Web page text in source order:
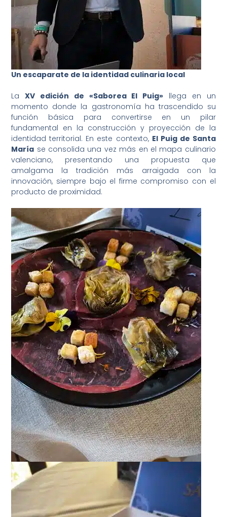
Un escaparate de la identidad culinaria local
LaXV edición de «Saborea El Puig» llega en un
momento donde la gastronomía ha trascendido su
función básica para convertirse en un pilar
fundamental en la construcción y proyección de la
identidad territorial. En este contexto, El Puig de Santa
María se consolida una vez más en el mapa culinario
valenciano, presentando una propuesta que
amalgama la tradición más arraigada con la
innovación, siempre bajo el firme compromiso con el
producto de proximidad.